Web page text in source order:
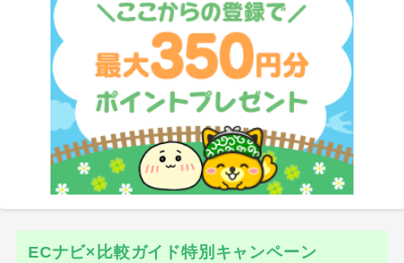
ECナビ×比較ガイド特別キャンペーン